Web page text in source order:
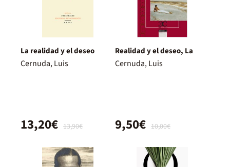
La realidad y el deseo
Cernuda, Luis
13,90€
13,20€
Realidad y el deseo, La
Cernuda, Luis
10,00€
9,50€